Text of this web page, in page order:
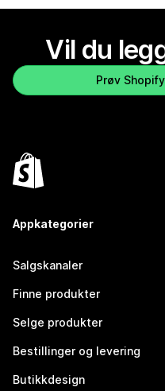
Vil du
Prøv
Appkategorier
Salgskanaler
Finne produkter
Selge produkter
Bestillinger og levering
Butikkdesign